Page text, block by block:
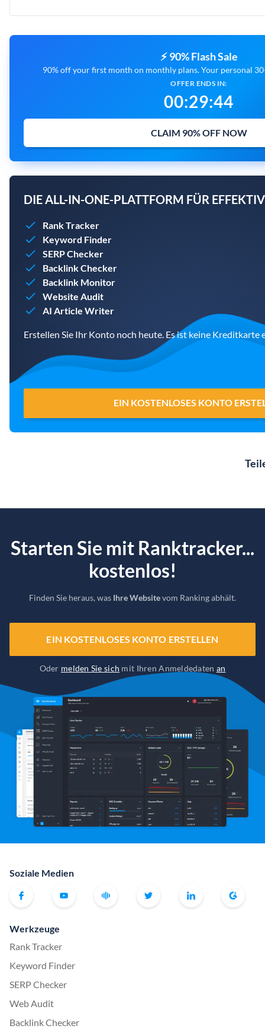
⚡ 90% Flash Sale
90% off your first month on monthly plans. Your personal
OFFER ENDS IN:
00:29:43
CLAIM 90% OFF NOW
DIE ALL-IN-ONE-PLATTFORM FÜR
Rank Tracker
Keyword Finder
SERP Checker
Backlink Checker
Backlink Monitor
Website Audit
AI Article Writer
Erstellen Sie Ihr Konto noch heute. Es ist keine Kreditkarte
EIN KOSTENLOSES KONTO
Starten Sie mit Ranktracker...
kostenlos!
Finden Sie heraus, was Ihre Websitevom Ranking abhält.
EIN KOSTENLOSES KONTO ERSTELLEN
Oder melden Sie sich mit Ihren Anmeldedaten an
Soziale Medien
Werkzeuge
Rank Tracker
Keyword Finder
SERP Checker
Web Audit
Backlink Checker